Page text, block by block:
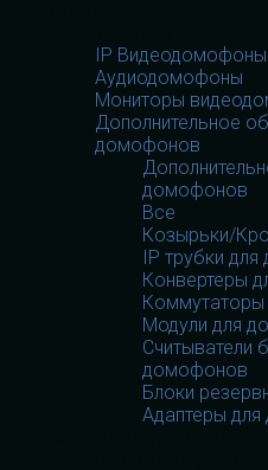
IP Видеодомофоны
Аудиодомофоны
Мониторы
Дополнительное
домофонов
домофонов
Все
Козырьки/
IP трубки
Конвертеры
Модули для
Считыватели
домофонов
Блоки
Адаптеры